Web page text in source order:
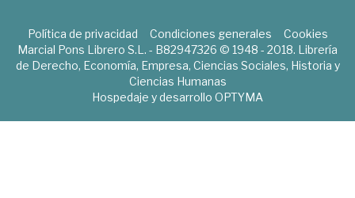
Política de privacidad Condiciones generales
Cookies
Marcial Pons Librero S.L. - B82947326 © 1948 - 2018. Librería
de Derecho, Economía, Empresa, Ciencias Sociales, Historia y
Ciencias Humanas
Hospedaje y desarrollo OPTYMA